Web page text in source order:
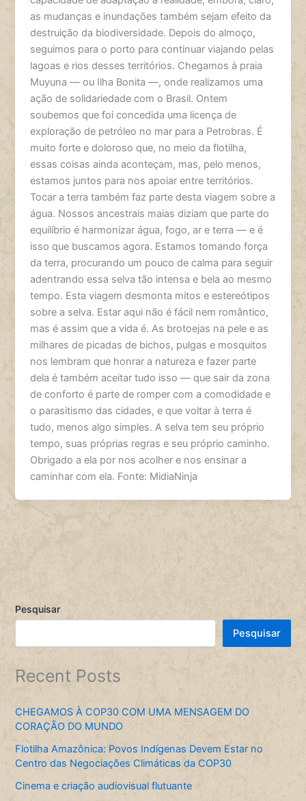
as mudanças e inundações também sejam efeito da
destruição da biodiversidade. Depois do almoço,
seguimos para o porto para continuar viajando pelas
lagoas e rios desses territórios. Chegamos à praia
Muyuna — ou Ilha Bonita —, onde realizamos uma
ação de solidariedade com o Brasil. Ontem
soubemos que foi concedida uma licença de
exploração de petróleo no mar para a Petrobras. É
muito forte e doloroso que, no meio da flotilha,
essas coisas ainda aconteçam, mas, pelo menos,
estamos juntos para nos apoiar entre territórios.
Tocar a terra também faz parte desta viagem sobre a
água. Nossos ancestrais maias diziam que parte do
equilíbrio é harmonizar água, fogo, ar e terra — e é
isso que buscamos agora. Estamos tomando força
da terra, procurando um pouco de calma para seguir
adentrando essa selva tão intensa e bela ao mesmo
tempo. Esta viagem desmonta mitos e estereótipos
sobre a selva. Estar aqui não é fácil nem romântico,
mas é assim que a vida é. As brotoejas na pele e as
milhares de picadas de bichos, pulgas e mosquitos
nos lembram que honrar a natureza e fazer parte
dela é também aceitar tudo isso — que sair da zona
de conforto é parte de romper com a comodidade e
o parasitismo das cidades, e que voltar à terra é
tudo, menos algo simples. A selva tem seu próprio
tempo, suas próprias regras e seu próprio caminho.
Obrigado a ela por nos acolher e nos ensinar a
caminhar com ela. Fonte: MidiaNinja
Pesquisar
Pesquisar
Recent Posts
CHEGAMOS À COP30 COM UMA MENSAGEM DO
CORAÇÃO DO MUNDO
Flotilha Amazônica: Povos Indígenas Devem Estar no
Centro das Negociações Climáticas da COP30
Cinema e criação audiovisual flutuante